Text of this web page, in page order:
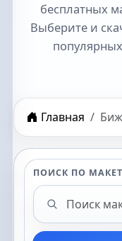
бесплатных
Выберите и
популярных
Главная
ПОИСК ПО
Поиск